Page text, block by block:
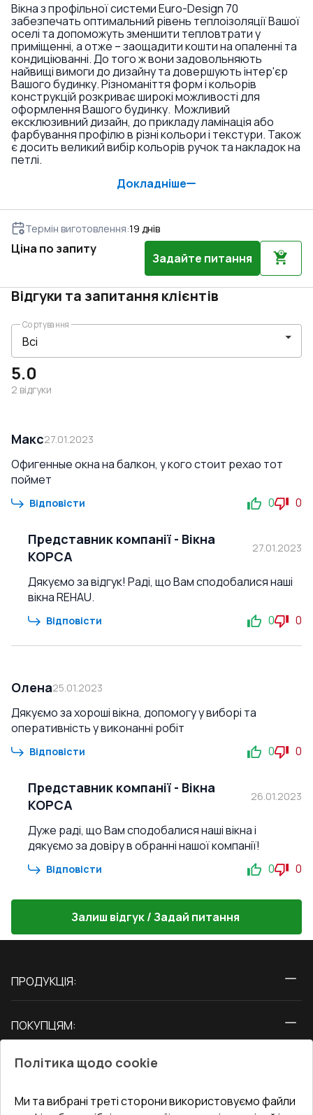
Вікна з профільної системи Euro-Design 70
забезпечать оптимальний рівень теплоізоляції Вашої
оселі та допоможуть зменшити тепловтрати у
приміщенні, а отже – заощадити кошти на опаленні та
кондиціюванні. До того ж вони задовольняють
найвищі вимоги до дизайну та довершують інтер'єр
Вашого будинку. Різноманіття форм і кольорів
конструкцій розкриває широкі можливості для
оформлення Вашого будинку. Можливий
ексклюзивний дизайн, до прикладу ламінація або
фарбування профілю в різні кольори і текстури. Також
є досить великий вибір кольорів ручок та накладок на
петлі.
Докладніше
Термін виготовлення:19 днів
Ціна по запиту
Задайте питання
Відгуки та запитання клієнтів
5.0
2 відгуки
Сортування
Макс27.01.2023
Офигенные окна на балкон, у кого стоит рехао тот
поймет
Відповісти 0 0
Представник компанії - Вікна
КОРСА
27.01.2023
Дякуємо за відгук! Раді, що Вам сподобалися наші
вікна REHAU.
Відповісти 0 0
Олена25.01.2023
Дякуємо за хороші вікна, допомогу у виборі та
оперативність у виконанні робіт
Відповісти 0 0
Представник компанії - Вікна
КОРСА
26.01.2023
Дуже раді, що Вам сподобалися наші вікна і
дякуємо за довіру в обранні нашої компанії!
Відповісти 0 0
Залиш відгук / Задай питання
ПРОДУКЦІЯ:
Двері
ПОКУПЦЯМ:
Блог
СЕРВІС ТА ОБЛУГОВУВАННЯ:
Доставка і Оплата
Політика щодо cookie
Ми та вибрані треті сторони використовуємо файли